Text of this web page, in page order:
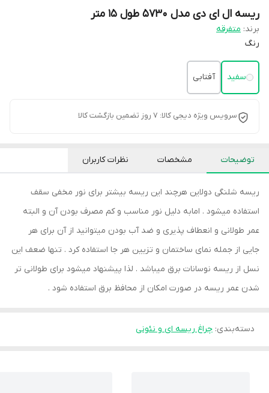
ریسه ال ای دی مدل 5730 طول 15 متر
برند: متفرقه
رنگ
سفید آفتابی
سرویس ویژه دیجی کالا: 7 روز تضمین بازگشت کالا
توضیحات مشخصات نظرات کاربران
ریسه شلنگی دولاین هرچند این ریسه بیشتر برای نور مخفی سقف
استفاده میشود . امابه دلیل نور مناسب و کم مصرف بودن آن و البته
عمر طولانی و انعطاف پذیری و ضد آب بودن میتوانید از آن برای هر
جایی از جمله نمای ساختمان و تزيین هر جا استفاده کرد . تنها ضعف این
نسل از ریسه نوسانات برق میباشد . لذا پیشنهاد میشود برای طولانی تر
شدن عمر ریسه در صورت امکان از محافظ برق استفاده شود .
دسته‌بندی: چراغ ریسه ای و نئونی